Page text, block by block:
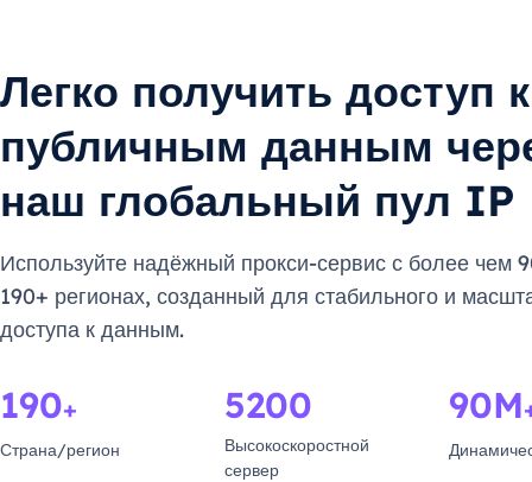
Легко получить доступ к
публичным данным
наш глобальный пул IP
Используйте надёжный прокси-сервис с более чем
190+ регионах, созданный для стабильного и
доступа к данным.
190+
Страна/регион
5200
Высокоскоростной
сервер
90M